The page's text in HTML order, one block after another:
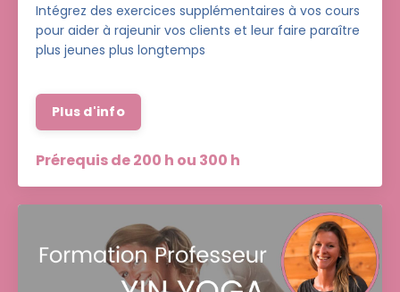
Intégrez des exercices supplémentaires à vos cours
pour aider à rajeunir vos clients et leur faire paraître
plus jeunes plus longtemps
Plus d'info
Prérequis de 200 h ou 300 h